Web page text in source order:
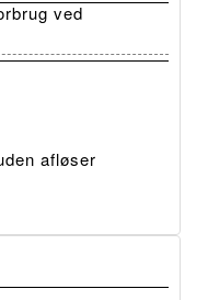
ved
afløser